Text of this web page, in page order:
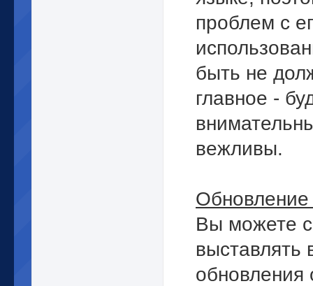
проблем с
быть не
главное -
вежливы.
Обновление
Вы можете
выставлять
обновления